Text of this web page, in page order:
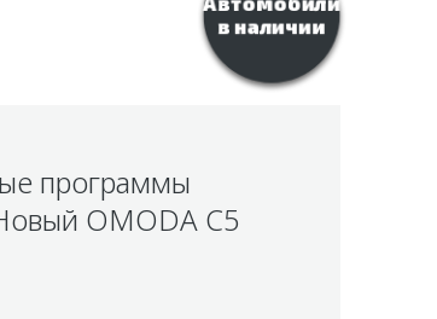
программы
OMODA C5
в наличии